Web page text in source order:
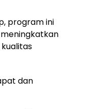
program ini
dan